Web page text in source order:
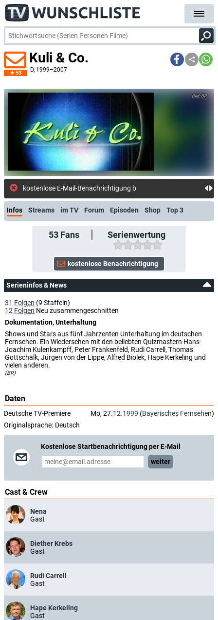
53
Kuli & Co.
D, 1999–2007
BR
Infos Streams im TV Forum Episoden Shop Top 3
53Fans Serienwertung
Serieninfos & News
31 Folgen (9 Staffeln)
12 Folgen Neu zusammengeschnitten
Dokumentation, Unterhaltung
Shows und Stars aus fünf Jahrzenten Unterhaltung im deutschen
Fernsehen. Ein Wiedersehen mit den beliebten Quizmastern Hans-
Joachim Kulenkampff, Peter Frankenfeld, Rudi Carrell, Thomas
Gottschalk, Jürgen von der Lippe, Alfred Biolek, Hape Kerkeling und
vielen anderen.
(BR)
Daten
Deutsche TV-Premiere Mo, 27.12.1999 (Bayerisches Fernsehen)
Originalsprache: Deutsch
Kostenlose Startbenachrichtigung per E-Mail
weiter
Cast & Crew
Nena
Gast
Diether Krebs
Gast
Rudi Carrell
Gast
Hape Kerkeling
Gast